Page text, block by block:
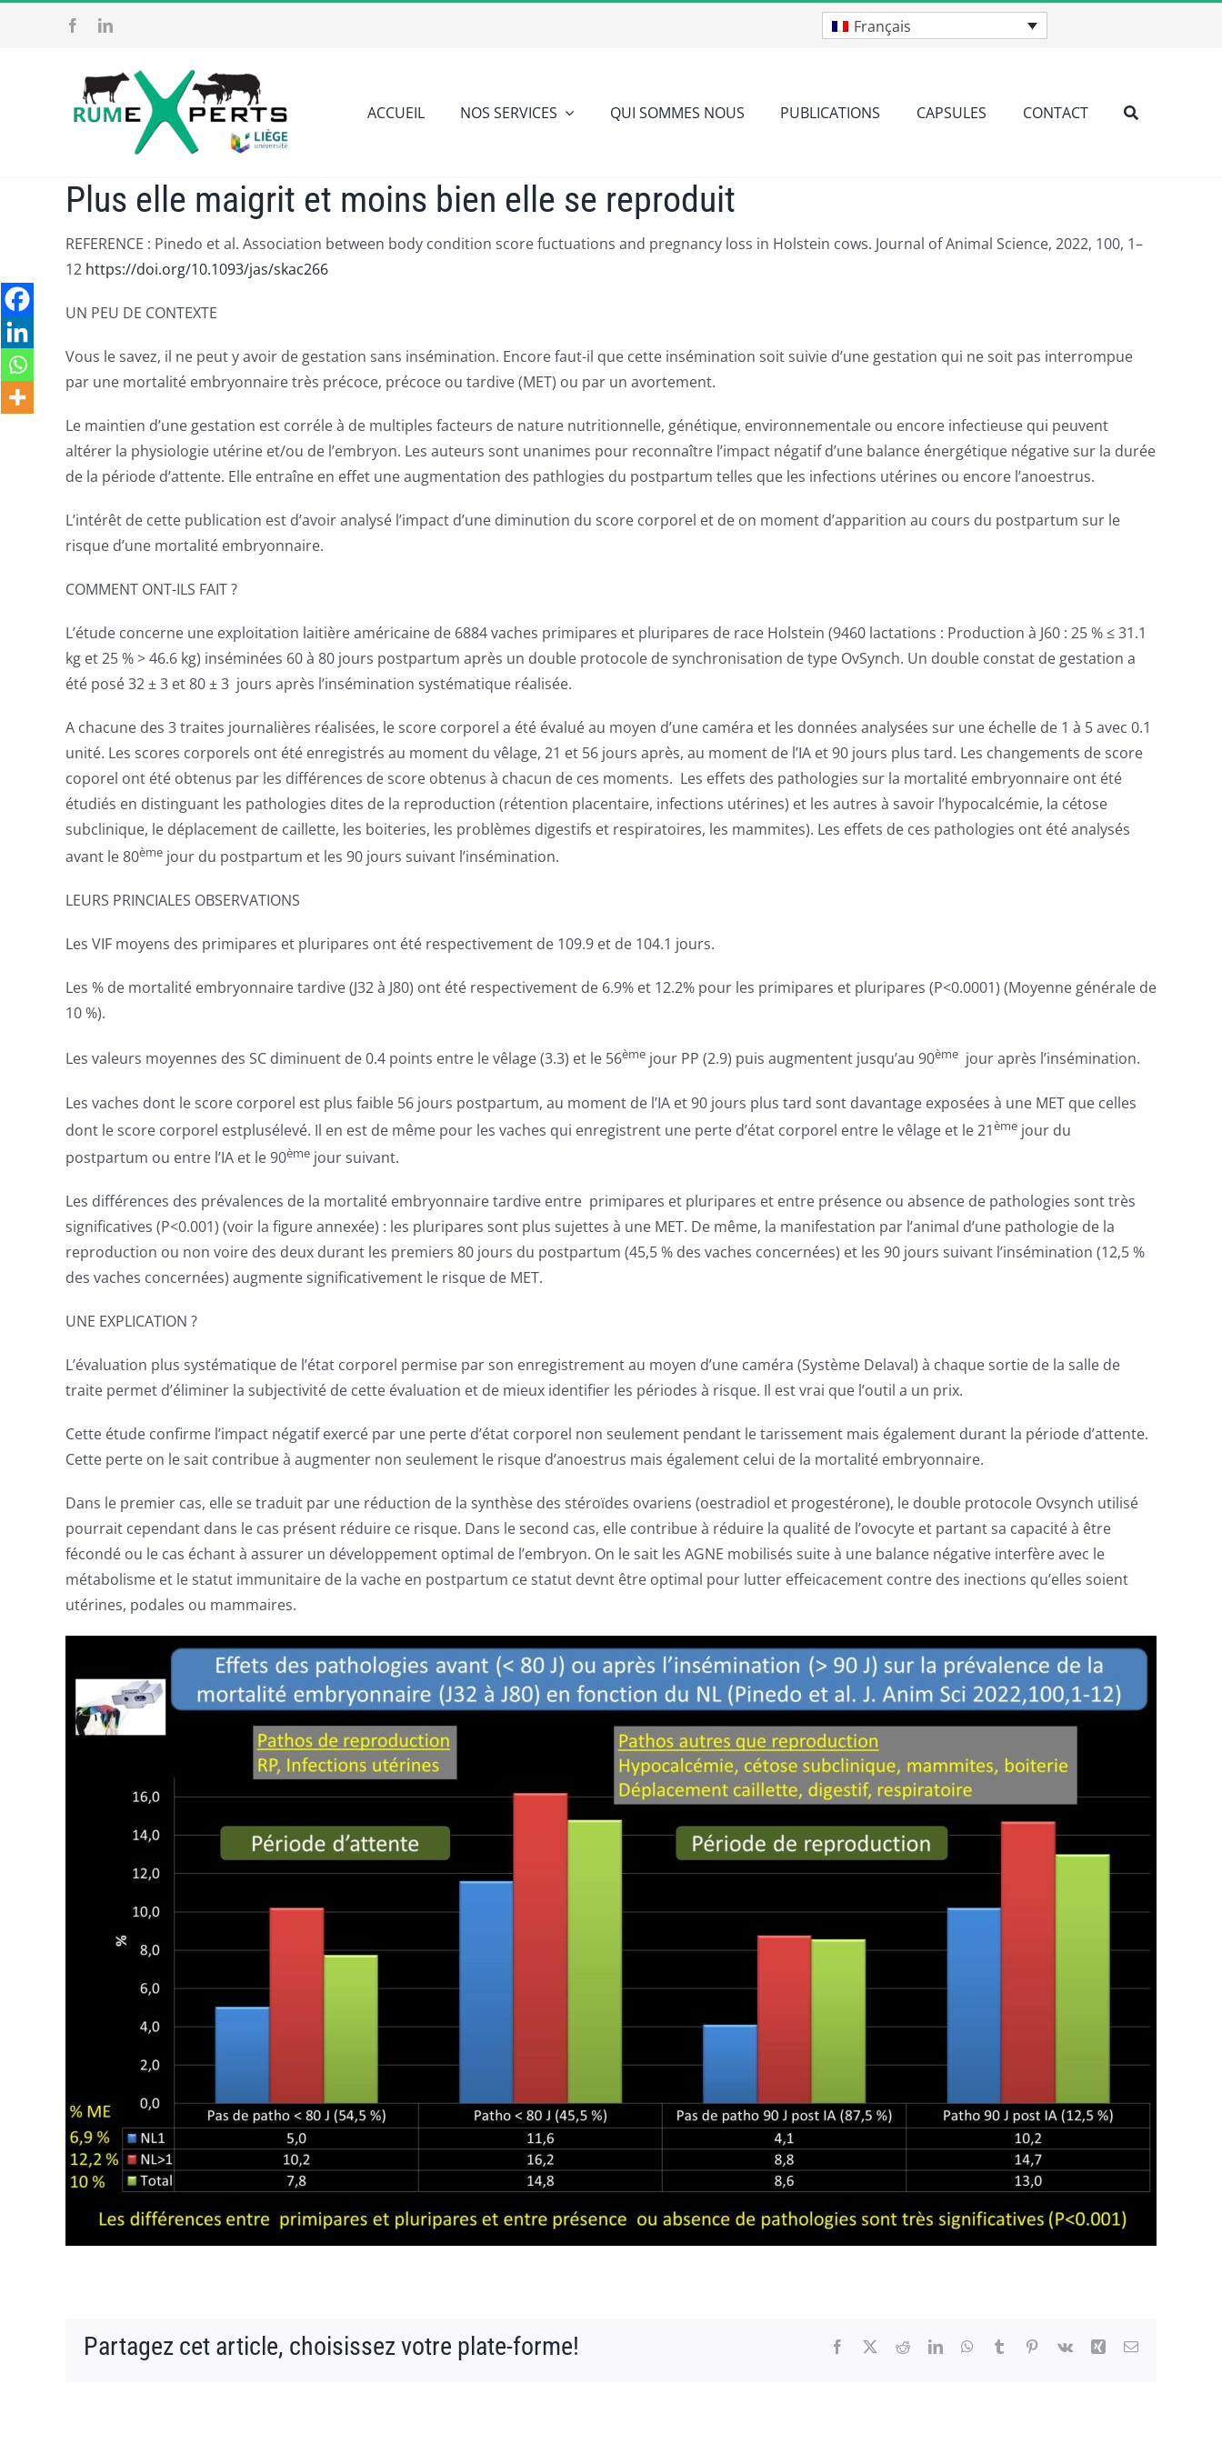
Français
ACCUEIL NOS SERVICES QUI SOMMES NOUS PUBLICATIONS CAPSULES CONTACT
Plus elle maigrit et moins bien elle se reproduit
REFERENCE : Pinedo et al. Association between body condition score fuctuations and pregnancy loss in Holstein cows. Journal of Animal Science, 2022, 100, 1–
12 https://doi.org/10.1093/jas/skac266
UN PEU DE CONTEXTE
Vous le savez, il ne peut y avoir de gestation sans insémination. Encore faut-il que cette insémination soit suivie d’une gestation qui ne soit pas interrompue
par une mortalité embryonnaire très précoce, précoce ou tardive (MET) ou par un avortement.
Le maintien d’une gestation est corréle à de multiples facteurs de nature nutritionnelle, génétique, environnementale ou encore infectieuse qui peuvent
altérer la physiologie utérine et/ou de l’embryon. Les auteurs sont unanimes pour reconnaître l’impact négatif d’une balance énergétique négative sur la durée
de la période d’attente. Elle entraîne en effet une augmentation des pathlogies du postpartum telles que les infections utérines ou encore l’anoestrus.
L’intérêt de cette publication est d’avoir analysé l’impact d’une diminution du score corporel et de on moment d’apparition au cours du postpartum sur le
risque d’une mortalité embryonnaire.
COMMENT ONT-ILS FAIT ?
L’étude concerne une exploitation laitière américaine de 6884 vaches primipares et pluripares de race Holstein (9460 lactations : Production à J60 : 25 % ≤ 31.1
kg et 25 % > 46.6 kg) inséminées 60 à 80 jours postpartum après un double protocole de synchronisation de type OvSynch. Un double constat de gestation a
été posé 32 ± 3 et 80 ± 3 jours après l’insémination systématique réalisée.
A chacune des 3 traites journalières réalisées, le score corporel a été évalué au moyen d’une caméra et les données analysées sur une échelle de 1 à 5 avec 0.1
unité. Les scores corporels ont été enregistrés au moment du vêlage, 21 et 56 jours après, au moment de l’IA et 90 jours plus tard. Les changements de score
coporel ont été obtenus par les différences de score obtenus à chacun de ces moments. Les effets des pathologies sur la mortalité embryonnaire ont été
étudiés en distinguant les pathologies dites de la reproduction (rétention placentaire, infections utérines) et les autres à savoir l’hypocalcémie, la cétose
subclinique, le déplacement de caillette, les boiteries, les problèmes digestifs et respiratoires, les mammites). Les effets de ces pathologies ont été analysés
avant le 80èmejour du postpartum et les 90 jours suivant l’insémination.
LEURS PRINCIALES OBSERVATIONS
Les VIF moyens des primipares et pluripares ont été respectivement de 109.9 et de 104.1 jours.
Les % de mortalité embryonnaire tardive (J32 à J80) ont été respectivement de 6.9% et 12.2% pour les primipares et pluripares (P<0.0001) (Moyenne générale de
10 %).
Les valeurs moyennes des SC diminuent de 0.4 points entre le vêlage (3.3) et le 56èmejour PP (2.9) puis augmentent jusqu’au 90èmejour après l’insémination.
Les vaches dont le score corporel est plus faible 56 jours postpartum, au moment de l’IA et 90 jours plus tard sont davantage exposées à une MET que celles
dont le score corporel estplusélevé. Il en est de même pour les vaches qui enregistrent une perte d’état corporel entre le vêlage et le 21èmejour du
postpartum ou entre l’IA et le 90èmejour suivant.
Les différences des prévalences de la mortalité embryonnaire tardive entre primipares et pluripares et entre présence ou absence de pathologies sont très
significatives (P<0.001) (voir la figure annexée) : les pluripares sont plus sujettes à une MET. De même, la manifestation par l’animal d’une pathologie de la
reproduction ou non voire des deux durant les premiers 80 jours du postpartum (45,5 % des vaches concernées) et les 90 jours suivant l’insémination (12,5 %
des vaches concernées) augmente significativement le risque de MET.
UNE EXPLICATION ?
L’évaluation plus systématique de l’état corporel permise par son enregistrement au moyen d’une caméra (Système Delaval) à chaque sortie de la salle de
traite permet d’éliminer la subjectivité de cette évaluation et de mieux identifier les périodes à risque. Il est vrai que l’outil a un prix.
Cette étude confirme l’impact négatif exercé par une perte d’état corporel non seulement pendant le tarissement mais également durant la période d’attente.
Cette perte on le sait contribue à augmenter non seulement le risque d’anoestrus mais également celui de la mortalité embryonnaire.
Dans le premier cas, elle se traduit par une réduction de la synthèse des stéroïdes ovariens (oestradiol et progestérone), le double protocole Ovsynch utilisé
pourrait cependant dans le cas présent réduire ce risque. Dans le second cas, elle contribue à réduire la qualité de l’ovocyte et partant sa capacité à être
fécondé ou le cas échant à assurer un développement optimal de l’embryon. On le sait les AGNE mobilisés suite à une balance négative interfère avec le
métabolisme et le statut immunitaire de la vache en postpartum ce statut devnt être optimal pour lutter effeicacement contre des inections qu’elles soient
utérines, podales ou mammaires.
Partagez cet article, choisissez votre plate-forme! Facebook RedditLinkedInWhatsApp
Tumblr Pinterest
Vk Xing Email